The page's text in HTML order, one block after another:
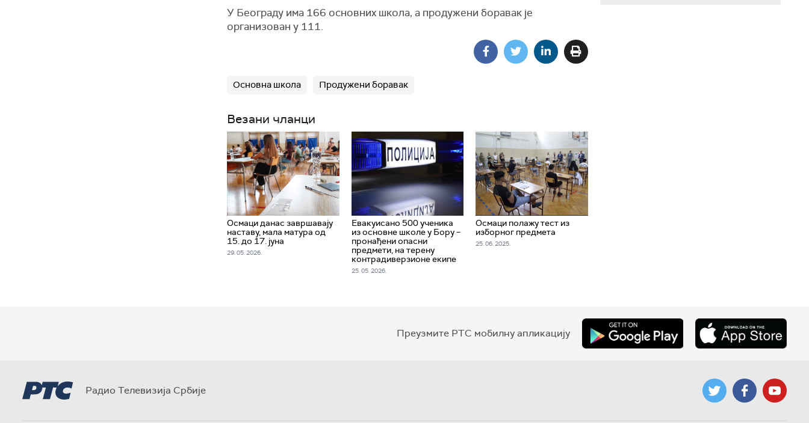
У Београду има 166 основних школа, а продужени боравак је
организован у 111.
Основна школа Продужени боравак
Везани чланци
Осмаци данас завршавају
наставу, мала матура од
15. до 17. јуна
29. 05. 2026.
Евакуисано 500 ученика
из основне школе у Бору –
пронађени опасни
предмети, на терену
контрадиверзионе екипе
25. 05. 2026.
Осмаци полажу тест из
изборног предмета
25. 06. 2025.
Преузмите РТС мобилну апликацију
Радио Телевизија Србије